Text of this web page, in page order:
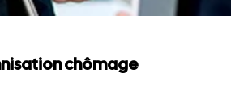
chômage